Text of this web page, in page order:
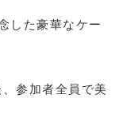
した豪華なケー
参加者全員で美